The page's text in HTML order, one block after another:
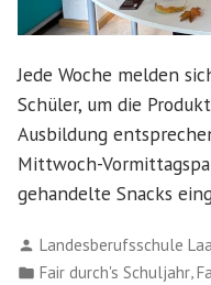
Jede Woche melden
Schüler, um die
Ausbildung
Mittwoch-
gehandelte Snacks
Verfasst
von
Landesberufsschule
Veröffentlicht
Fair durch's Schuljahr,